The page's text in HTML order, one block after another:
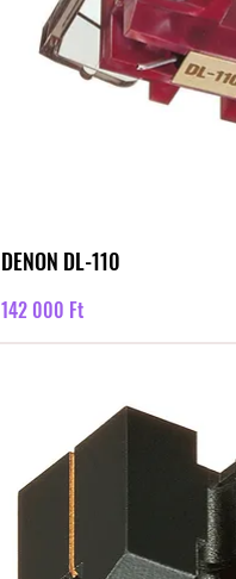
DENON DL-110
Ár
142 000 Ft